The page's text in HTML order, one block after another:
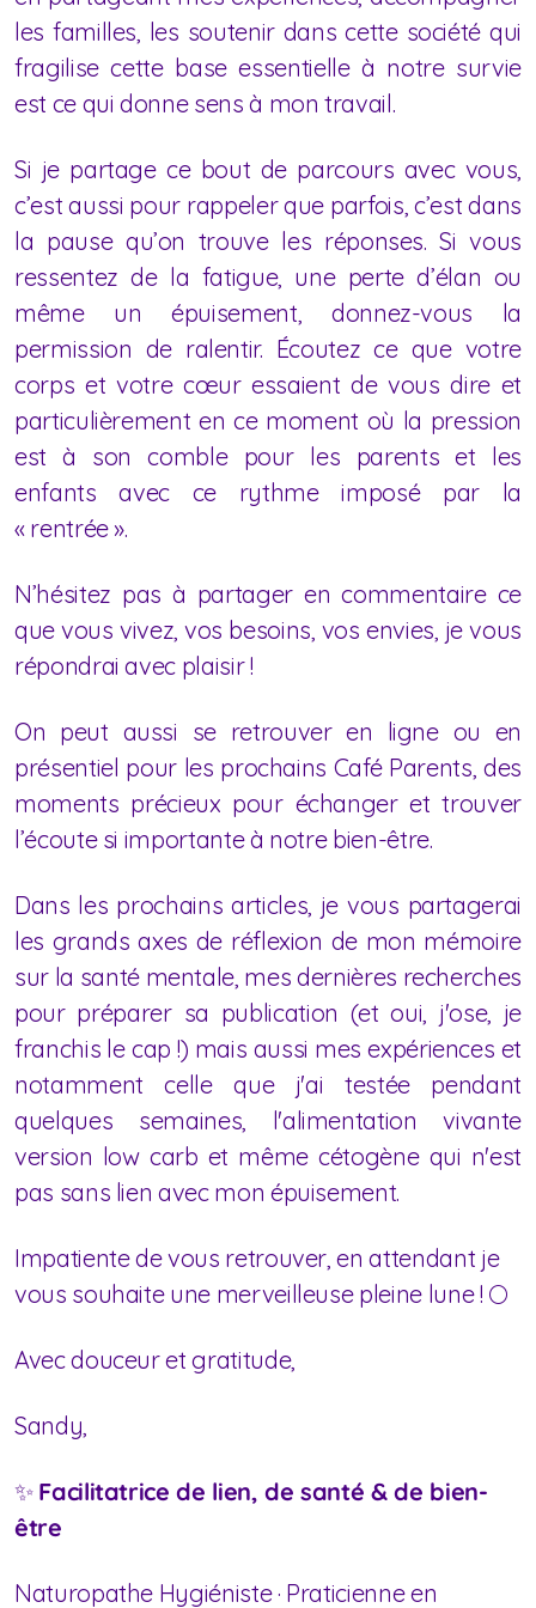
les familles, les soutenir dans cette société qui
fragilise cette base essentielle à notre survie
est ce qui donne sens à mon travail.
Si je partage ce bout de parcours avec vous,
c’est aussi pour rappeler que parfois, c’est dans
la pause qu’on trouve les réponses. Si vous
ressentez de la fatigue, une perte d’élan ou
même un épuisement, donnez-vous la
permission de ralentir. Écoutez ce que votre
corps et votre cœur essaient de vous dire et
particulièrement en ce moment où la pression
est à son comble pour les parents et les
enfants avec ce rythme imposé par la
« rentrée ».
N’hésitez pas à partager en commentaire ce
que vous vivez, vos besoins, vos envies, je vous
répondrai avec plaisir !
On peut aussi se retrouver en ligne ou en
présentiel pour les prochains Café Parents, des
moments précieux pour échanger et trouver
l’écoute si importante à notre bien-être.
Dans les prochains articles, je vous partagerai
les grands axes de réflexion de mon mémoire
sur la santé mentale, mes dernières recherches
pour préparer sa publication (et oui, j'ose, je
franchis le cap !) mais aussi mes expériences et
notamment celle que j'ai testée pendant
quelques semaines, l'alimentation vivante
version low carb et même cétogène qui n'est
pas sans lien avec mon épuisement.
Impatiente de vous retrouver, en attendant je
vous souhaite une merveilleuse pleine lune ! 🌕
Avec douceur et gratitude,
Sandy,
✨ Facilitatrice de lien, de santé & de bien-
être
Naturopathe Hygiéniste · Praticienne en